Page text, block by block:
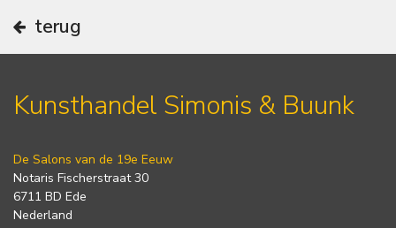
terug
Kunsthandel Simonis & Buunk
De Salons van de 19e Eeuw
Notaris Fischerstraat 30
6711 BD Ede
Nederland